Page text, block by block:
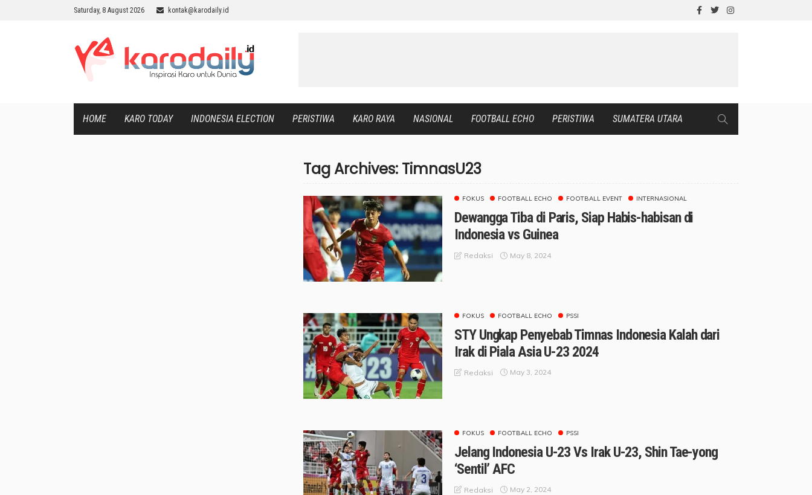
Saturday, 8 August 2026 kontak@karodaily.id
HOME KARO TODAY INDONESIA ELECTION PERISTIWA KARO RAYA NASIONAL FOOTBALL ECHO PERISTIWA SUMATERA UTARA
Tag Archives: TimnasU23
FOKUS FOOTBALL ECHO FOOTBALL EVENT INTERNASIONAL
Dewangga Tiba di Paris, Siap Habis-habisan di
Indonesia vs Guinea
Redaksi May 8, 2024
FOKUS FOOTBALL ECHO PSSI
STY Ungkap Penyebab Timnas Indonesia Kalah dari
Irak di Piala Asia U-23 2024
Redaksi May 3, 2024
FOKUS FOOTBALL ECHO PSSI
Jelang Indonesia U-23 Vs Irak U-23, Shin Tae-yong
‘Sentil’ AFC
Redaksi May 2, 2024